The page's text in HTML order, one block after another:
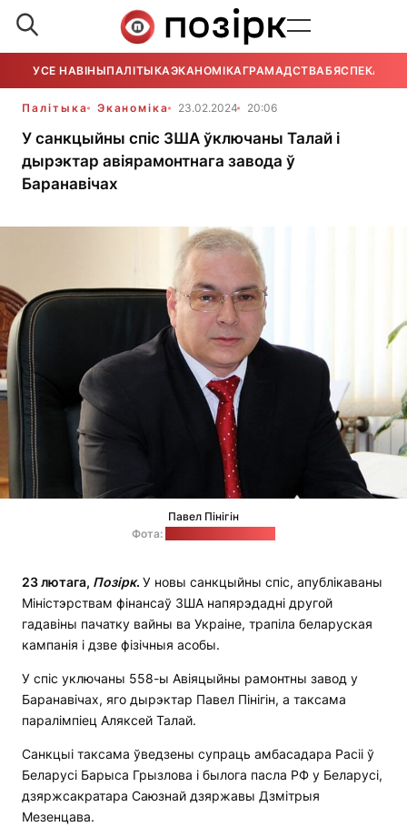
УСЕ НАВІНЫПАЛІТЫКАЭКАНОМІКАГРАМАДСТВАБЯСПЕКА
Палітыка Эканоміка 23.02.2024 20:06
У санкцыйны спіс ЗША ўключаны Талай і
дырэктар авіярамонтнага завода ў
Баранавічах
Павел Пінігін
Фота:
23 лютага, Позірк. У новы санкцыйны спіс, апублікаваны
Міністэрствам фінансаў ЗША напярэдадні другой
гадавіны пачатку вайны ва Украіне, трапіла беларуская
кампанія і дзве фізічныя асобы.
У спіс уключаны 558-ы Авіяцыйны рамонтны завод у
Баранавічах, яго дырэктар Павел Пінігін, а таксама
паралімпіец Аляксей Талай.
Санкцыі таксама ўведзены супраць амбасадара Расіі ў
Беларусі Барыса Грызлова і былога пасла РФ у Беларусі,
дзяржсакратара Саюзнай дзяржавы Дзмітрыя
Мезенцава.